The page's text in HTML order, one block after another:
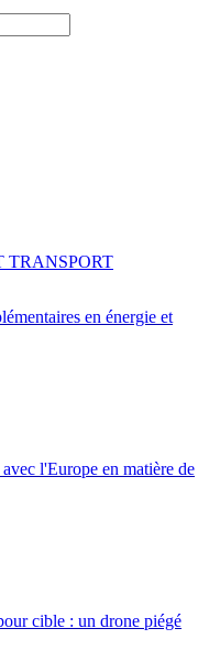
en énergie et
TRANSPORT
l'Europe en matière de
cible : un drone piégé